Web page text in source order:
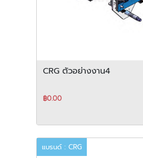
CRG ตัวอย่างงาน4
฿0.00
แบรนด์ : CRG